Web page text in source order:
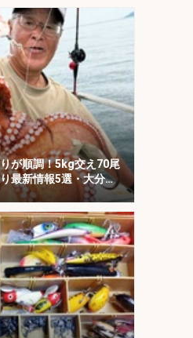
が順調！5kg交え70尾
最新情報5選・大分／